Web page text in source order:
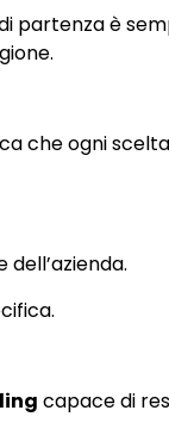
è
che ogni
capace di